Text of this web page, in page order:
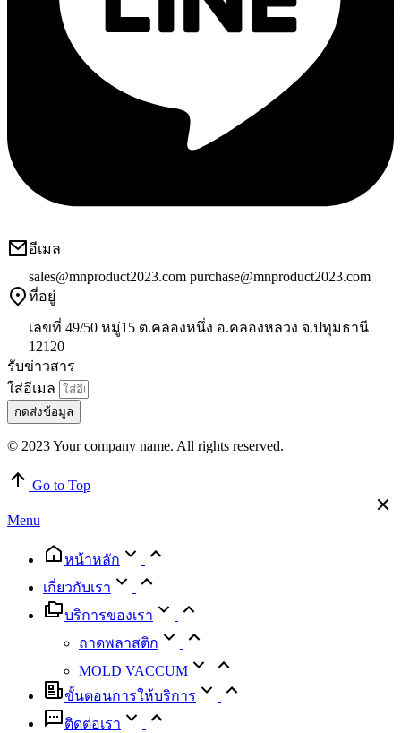
อีเมล
sales@mnproduct2023.com purchase@mnproduct2023.com
ที่อยู่
เลขที่ 49/50 หมู่15 ต.คลองหนึ่ง อ.คลองหลวง จ.ปทุมธานี
12120
รับข่าวสาร
ใส่อีเมล
กดส่งข้อมูล
© 2023 Your company name. All rights reserved.
Go to Top
Menu
หน้าหลัก
เกี่ยวกับเรา
บริการของเรา
ถาดพลาสติก
MOLD VACCUM
ขั้นตอนการให้บริการ
ติดต่อเรา